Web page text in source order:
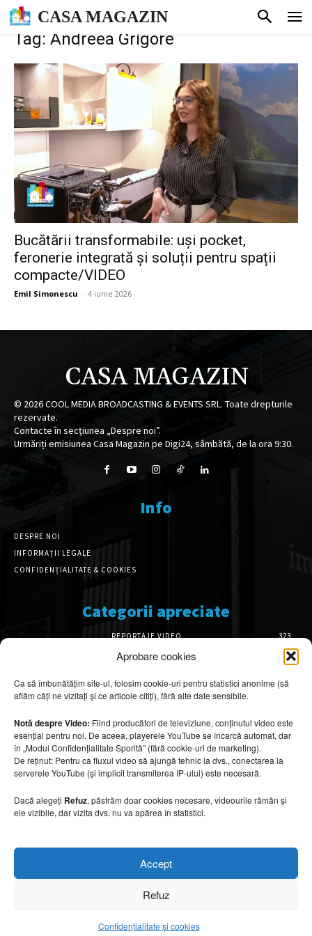
Aprobare cookies
Ca să îmbunătățim site-ul, folosim cookie-uri pentru statistici anonime (să
aflăm câți ne vizitați și ce articole citiți), fără alte date sensibile.
Notă despre Video: Fiind producători de televiziune, conținutul video este
esențial pentru noi. De aceea, playerele YouTube se încarcă automat, dar
în „Modul Confidențialitate Sporită” (fără cookie-uri de marketing).
De reținut: Pentru ca fluxul video să ajungă tehnic la dvs., conectarea la
serverele YouTube (și implicit transmiterea IP-ului) este necesară.
Dacă alegeți Refuz, păstrăm doar cookies necesare, videourile rămân și
ele vizibile, dar vizita dvs. nu va apărea în statistici.
Accept
Refuz
Confidențialitate și cookies
CASA MAGAZIN
Tag: Andreea Grigore
Bucătării transformabile: uși pocket,
feronerie integrată și soluții pentru spații
compacte/VIDEO
Emil Simonescu - 4 iunie 2026
CASA MAGAZIN
© 2026COOL MEDIA BROADCASTING & EVENTS SRL. Toate drepturile
rezervate.
Contacte în secțiunea „Despre noi”.
Urmăriți emisiunea Casa Magazin pe Digi24, sâmbătă, de la ora 9:30.
Info
DESPRE NOI
INFORMAȚII LEGALE
CONFIDENȚIALITATE & COOKIES
Categorii apreciate
REPORTAJE VIDEO
323
AMENAJĂRI INTERIOARE
126
DESIGN INTERIOR
64
ARHITECTURĂ & DESIGN
OPINII & ANALIZE
43
Articole recomandate
Cele mai impresionante cabane moderne
7 august 2026
Ouse Valley Viaduct, construcția care
7 august 2026